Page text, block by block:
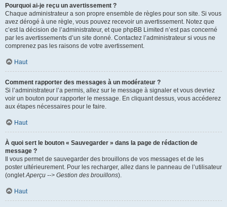
Pourquoi ai-je reçu un avertissement ?
Chaque administrateur a son propre ensemble de règles pour son site. Si vous
avez dérogé à une règle, vous pouvez recevoir un avertissement. Notez que
c’est la décision de l’administrateur, et que phpBB Limited n’est pas concerné
par les avertissements d’un site donné. Contactez l’administrateur si vous ne
comprenez pas les raisons de votre avertissement.
Haut
Comment rapporter des messages à un modérateur ?
Si l’administrateur l’a permis, allez sur le message à signaler et vous devriez
voir un bouton pour rapporter le message. En cliquant dessus, vous accéderez
aux étapes nécessaires pour le faire.
Haut
À quoi sert le bouton « Sauvegarder » dans la page de rédaction de
message ?
Il vous permet de sauvegarder des brouillons de vos messages et de les
poster ultérieurement. Pour les recharger, allez dans le panneau de l’utilisateur
(ongletAperçu --> Gestion des brouillons).
Haut